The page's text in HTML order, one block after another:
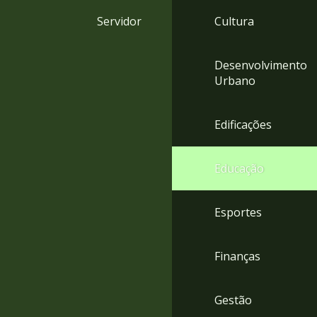
Servidor Cultura
Desenvolvimento
Urbano
Edificações
Educação
Esportes
Finanças
Gestão